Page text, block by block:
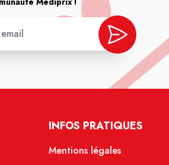
INFOS PRATIQUES
Mentions légales